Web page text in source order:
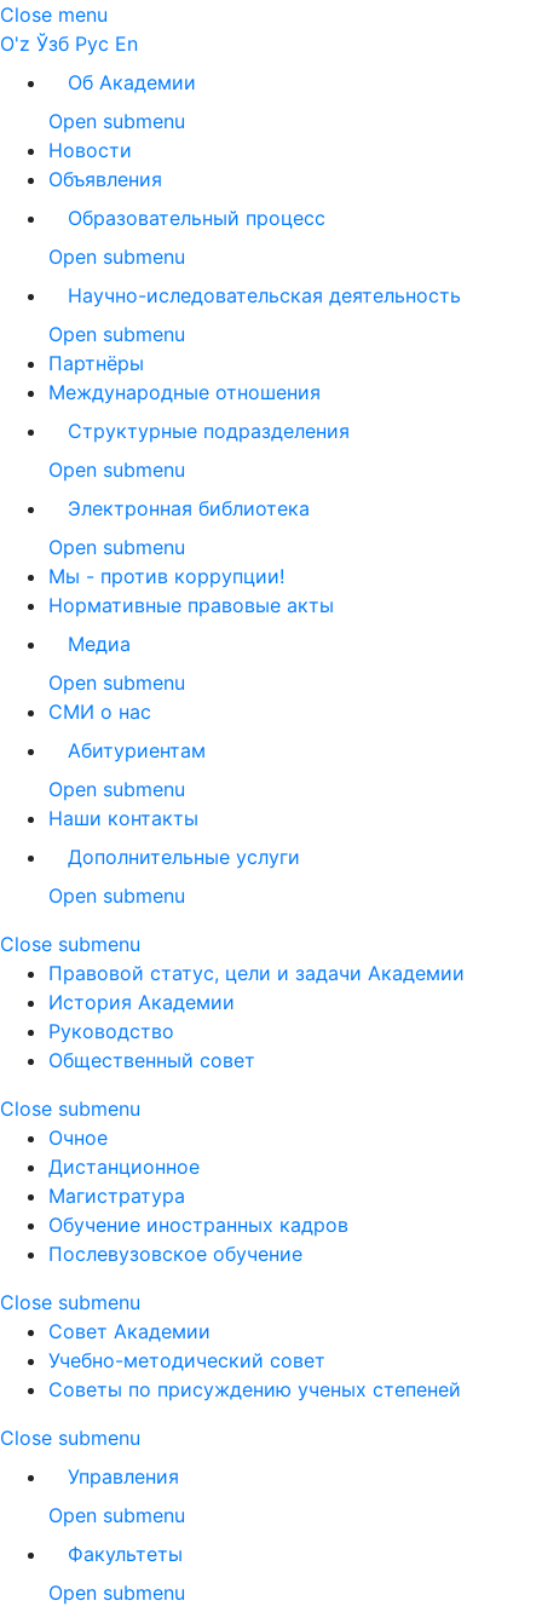
Close menu
O'z Ўзб Рус En
Об Академии
Open submenu
Новости
Объявления
Образовательный процесс
Open submenu
Научно-иследовательская деятельность
Open submenu
Партнёры
Международные отношения
Структурные подразделения
Open submenu
Электронная библиотека
Open submenu
Мы - против коррупции!
Нормативные правовые акты
Медиа
Open submenu
СМИ о нас
Абитуриентам
Open submenu
Наши контакты
Дополнительные услуги
Open submenu
Close submenu
Правовой статус, цели и задачи Академии
История Академии
Руководство
Общественный совет
Close submenu
Очное
Дистанционное
Магистратура
Обучение иностранных кадров
Послевузовское обучение
Close submenu
Совет Академии
Учебно-методический совет
Советы по присуждению ученых степеней
Close submenu
Управления
Open submenu
Факультеты
Open submenu